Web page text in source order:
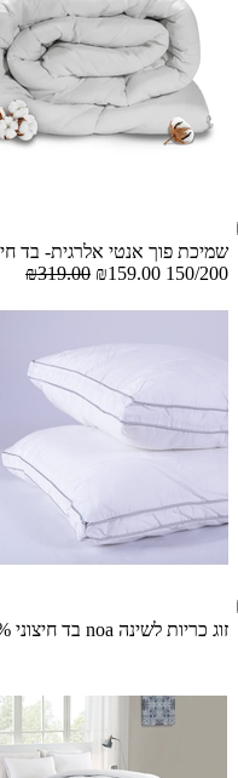
150/200
₪159.00
₪319.00
זוג כריות לשינה noa בד חיצוני 100% כותנה